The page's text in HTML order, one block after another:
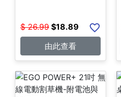
$ 26.99 $18.89
由此查看